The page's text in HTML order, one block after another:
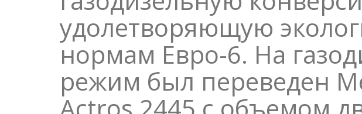
удолетворяющую
нормам Евро-6. На
режим был переведен